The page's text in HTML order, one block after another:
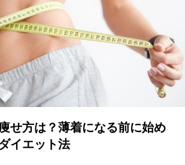
せ方は？薄着になる前に始め
イエット法